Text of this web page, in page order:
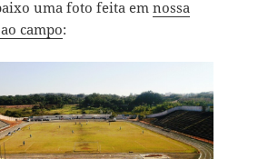
uma foto feita em nossa
campo: